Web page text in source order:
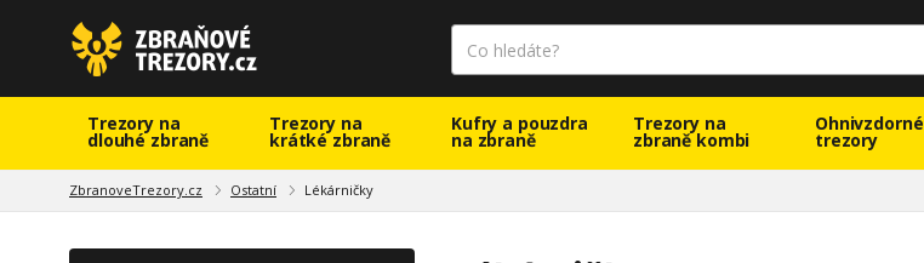
Trezory na
dlouhé zbraně
Trezory na
krátké zbraně
Kufry a pouzdra
na zbraně
Trezory na
zbraně kombi
Ohnivzdorné
trezory
ZbranoveTrezory.cz Ostatní Lékárničky